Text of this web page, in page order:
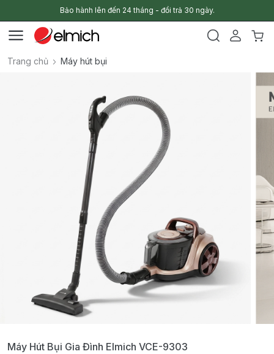
Bảo hành lên đến 24 tháng - đổi trả 30 ngày.
Trang chủ Máy hút bụi
Máy Hút Bụi Gia Đình Elmich VCE-9303